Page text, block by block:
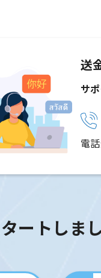
送
サ
電
ートしま